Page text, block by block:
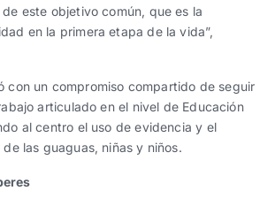
este objetivo común, que es la
en la primera etapa de la vida”,
con un compromiso compartido de seguir
articulado en el nivel de Educación
al centro el uso de evidencia y el
las guaguas, niñas y niños.